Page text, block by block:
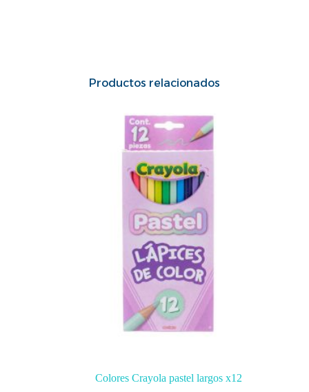
Productos relacionados
Colores Crayola pastel largos x12